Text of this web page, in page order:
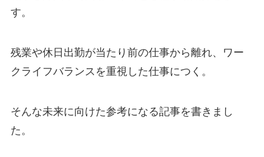
す。
残業や休日出勤が当たり前の仕事から離れ、ワー
クライフバランスを重視した仕事につく。
そんな未来に向けた参考になる記事を書きまし
た。